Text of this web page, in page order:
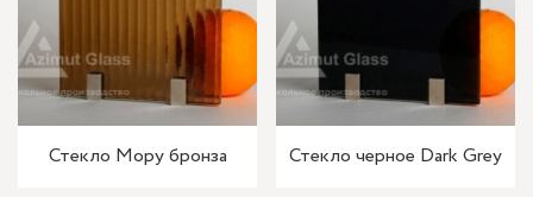
Стекло Мору бронза Стекло черное Dark Grey